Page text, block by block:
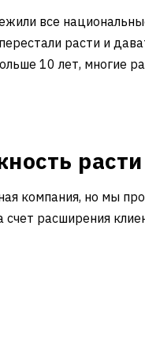
все
расти и
10 лет, многие
компания, но мы
расширения